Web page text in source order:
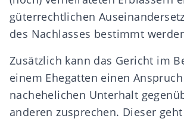
güterrechtlichen
des Nachlasses bestimmt
Zusätzlich kann das Gericht im
einem Ehegatten einen
nachehelichen Unterhalt
anderen zusprechen. Dieser